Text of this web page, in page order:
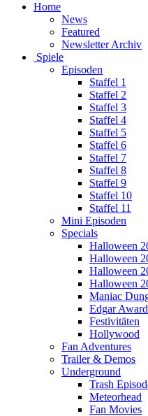
Home
News
Featured
Newsletter Archiv
Spiele
Episoden
Staffel 1
Staffel 2
Staffel 3
Staffel 4
Staffel 5
Staffel 6
Staffel 7
Staffel 8
Staffel 9
Staffel 10
Staffel 11
Mini Episoden
Specials
Halloween
Halloween
Halloween
Halloween
Maniac
Edgar
Festivitäten
Hollywood
Fan Adventures
Trailer & Demos
Underground
Trash
Meteorhead
Fan Movies